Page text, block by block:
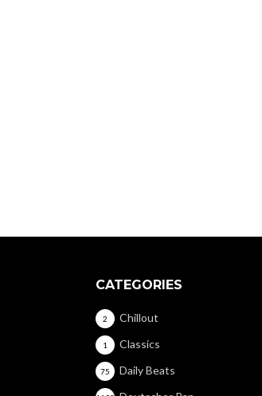
CATEGORIES
Chillout
2
Classics
1
Daily Beats
75